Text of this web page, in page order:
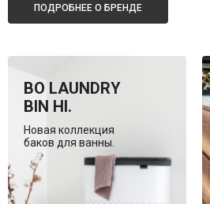
ПОДРОБНЕЕ О БРЕНДЕ
BO LAUNDRY
BIN HI.
Новая коллекция
баков для ванны.